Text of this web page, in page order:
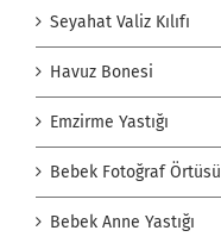
Seyahat Valiz Kılıfı
Havuz Bonesi
Emzirme Yastığı
Bebek Fotoğraf Örtüsü
Bebek Anne Yastığı